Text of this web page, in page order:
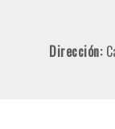
Dirección: